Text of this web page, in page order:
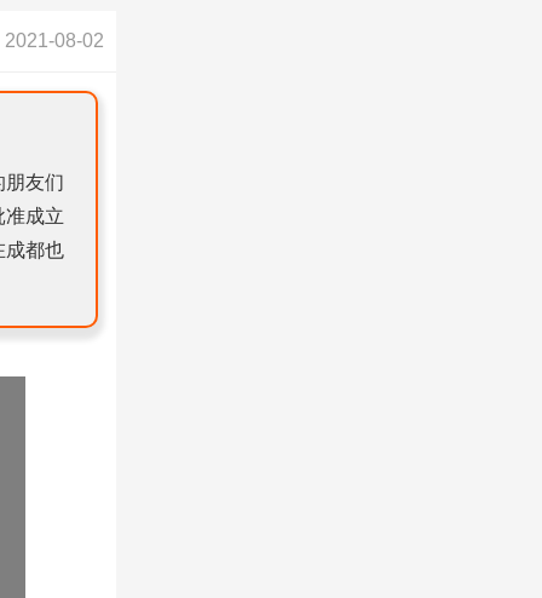
2021-08-02
朋友们
准成立
成都也